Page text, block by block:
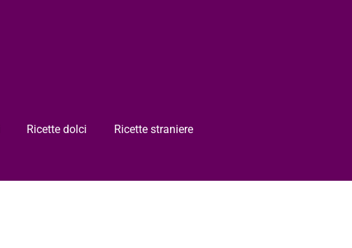
Ricette dolci Ricette straniere